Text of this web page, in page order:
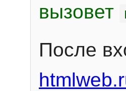
вызовет
После